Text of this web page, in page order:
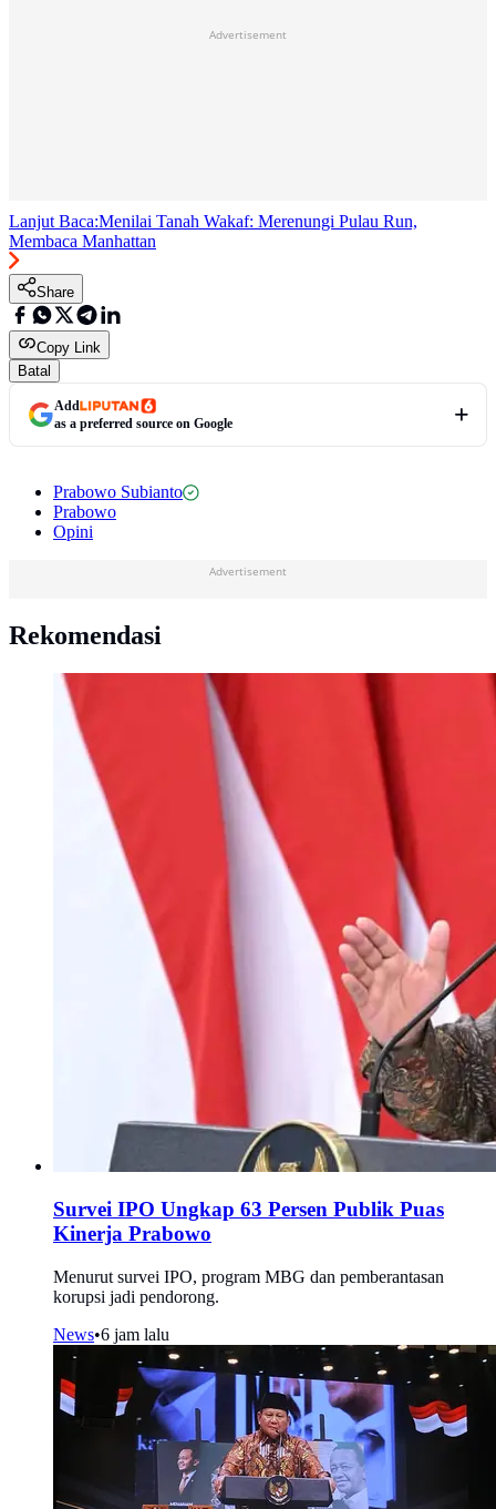
Advertisement
Lanjut Baca:Menilai Tanah Wakaf: Merenungi Pulau Run,
Membaca Manhattan
Share
Copy Link
Batal
Add
as a preferred source on Google
Prabowo Subianto
Prabowo
Opini
Advertisement
Rekomendasi
Survei IPO Ungkap 63 Persen Publik Puas
Kinerja Prabowo
Menurut survei IPO, program MBG dan pemberantasan
korupsi jadi pendorong.
News•6 jam lalu